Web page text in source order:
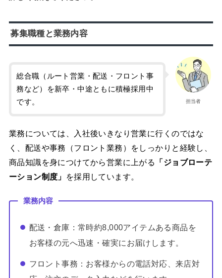
募集職種と業務内容
担当者
総合職（ルート営業・配送・フロント事
務など）を新卒・中途ともに積極採用中
です。
業務については、入社後いきなり営業に行くのではな
く、配送や事務（フロント業務）をしっかりと経験し、
商品知識を身につけてから営業に上がる
「ジョブローテ
ーション制度」
を採用しています。
業務内容
配送・倉庫：常時約8,000アイテムある商品を
お客様の元へ迅速・確実にお届けします。
フロント事務：お客様からの電話対応、来店対